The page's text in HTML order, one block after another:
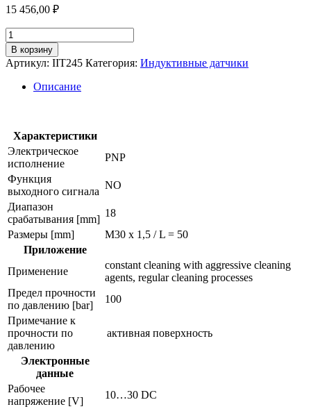
15 456,00 ₽
Количество
товара
Индуктивный
датчик
цельнометаллическом
В корзину
Артикул: IIT245 Категория: Индуктивные датчики
Описание
Характеристики
Электрическое
исполнение
PNP
Функция
выходного сигнала
NO
Диапазон
срабатывания [mm]
18
Размеры [mm]
M30 x 1,5 / L = 50
Приложение
Применение
constant cleaning with aggressive cleaning
agents, regular cleaning processes
Предел прочности
по давлению [bar]
100
Примечание к
прочности по
давлению
активная поверхность
Электронные
данные
Рабочее
напряжение [V]
10…30 DC